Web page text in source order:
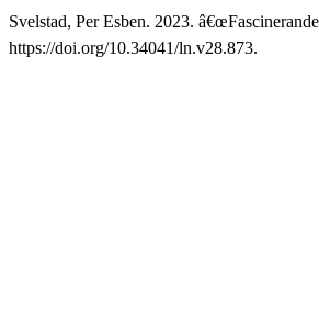
Svelstad, Per Esben. 2023.
https://doi.org/10.34041/ln.v28.873.